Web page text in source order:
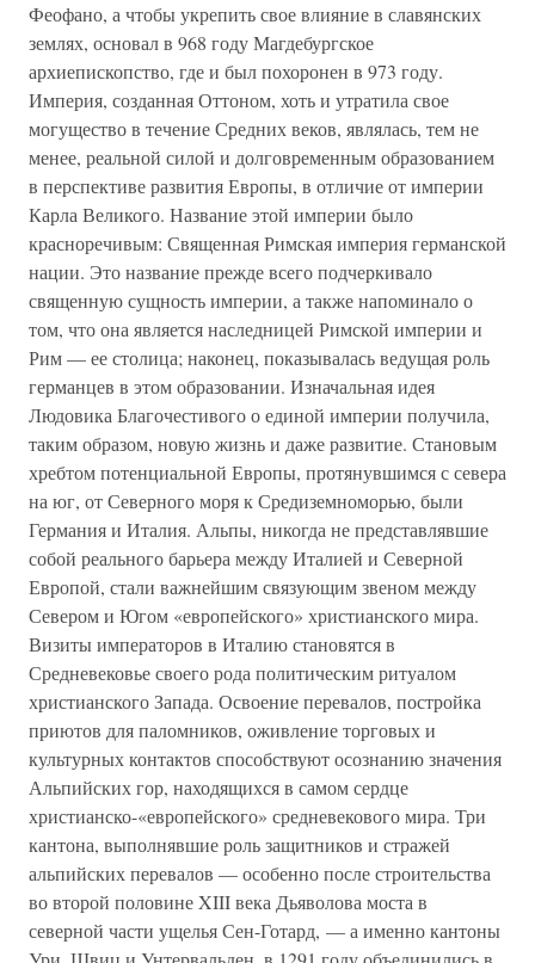
Феофано, а чтобы укрепить свое влияние в славянских
землях, основал в 968 году Магдебургское
архиепископство, где и был похоронен в 973 году.
Империя, созданная Оттоном, хоть и утратила свое
могущество в течение Средних веков, являлась, тем не
менее, реальной силой и долговременным образованием
в перспективе развития Европы, в отличие от империи
Карла Великого. Название этой империи было
красноречивым: Священная Римская империя германской
нации. Это название прежде всего подчеркивало
священную сущность империи, а также напоминало о
том, что она является наследницей Римской империи и
Рим — ее столица; наконец, показывалась ведущая роль
германцев в этом образовании. Изначальная идея
Людовика Благочестивого о единой империи получила,
таким образом, новую жизнь и даже развитие. Становым
хребтом потенциальной Европы, протянувшимся с севера
на юг, от Северного моря к Средиземноморью, были
Германия и Италия. Альпы, никогда не представлявшие
собой реального барьера между Италией и Северной
Европой, стали важнейшим связующим звеном между
Севером и Югом «европейского» христианского мира.
Визиты императоров в Италию становятся в
Средневековье своего рода политическим ритуалом
христианского Запада. Освоение перевалов, постройка
приютов для паломников, оживление торговых и
культурных контактов способствуют осознанию значения
Альпийских гор, находящихся в самом сердце
христианско-«европейского» средневекового мира. Три
кантона, выполнявшие роль защитников и стражей
альпийских перевалов — особенно после строительства
во второй половине XIII века Дьяволова моста в
северной части ущелья Сен-Готард, — а именно кантоны